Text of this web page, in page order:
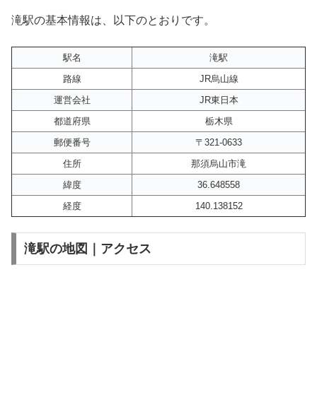
滝駅の基本情報は、以下のとおりです。
駅名
滝駅
路線
JR烏山線
運営会社
JR東日本
都道府県
栃木県
郵便番号
〒321-0633
住所
那須烏山市滝
緯度
36.648558
経度
140.138152
滝駅の地図｜アクセス